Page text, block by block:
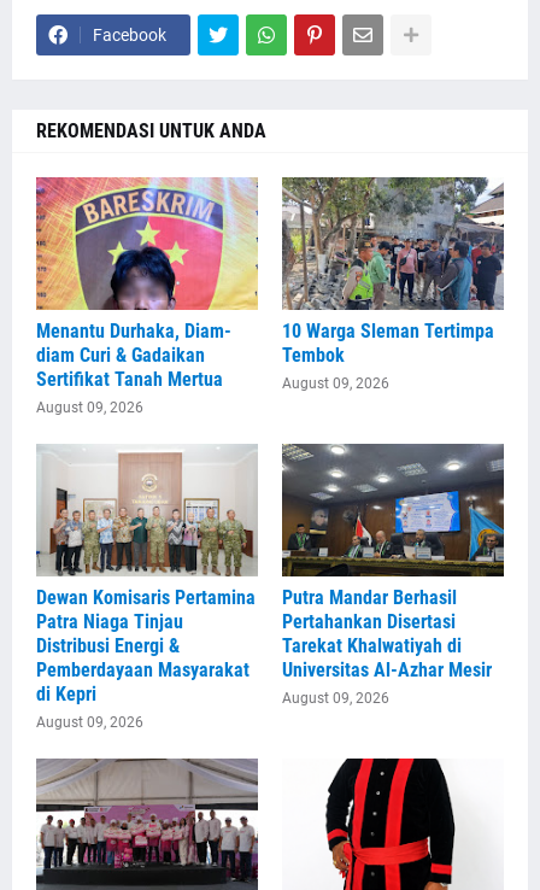
Facebook
REKOMENDASI UNTUK ANDA
Menantu Durhaka, Diam-
diam Curi & Gadaikan
Sertifikat Tanah Mertua
August 09, 2026
10 Warga Sleman Tertimpa
Tembok
August 09, 2026
Dewan Komisaris Pertamina
Patra Niaga Tinjau
Distribusi Energi &
Pemberdayaan Masyarakat
di Kepri
August 09, 2026
Putra Mandar Berhasil
Pertahankan Disertasi
Tarekat Khalwatiyah di
Universitas Al-Azhar Mesir
August 09, 2026